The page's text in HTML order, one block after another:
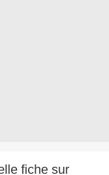
fiche sur